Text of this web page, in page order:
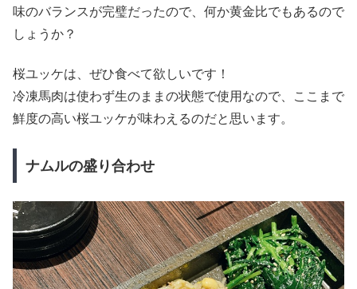
味のバランスが完璧だったので、何か黄金比でもあるので
しょうか？
桜ユッケは、ぜひ食べて欲しいです！
冷凍馬肉は使わず生のままの状態で使用なので、ここまで
鮮度の高い桜ユッケが味わえるのだと思います。
ナムルの盛り合わせ